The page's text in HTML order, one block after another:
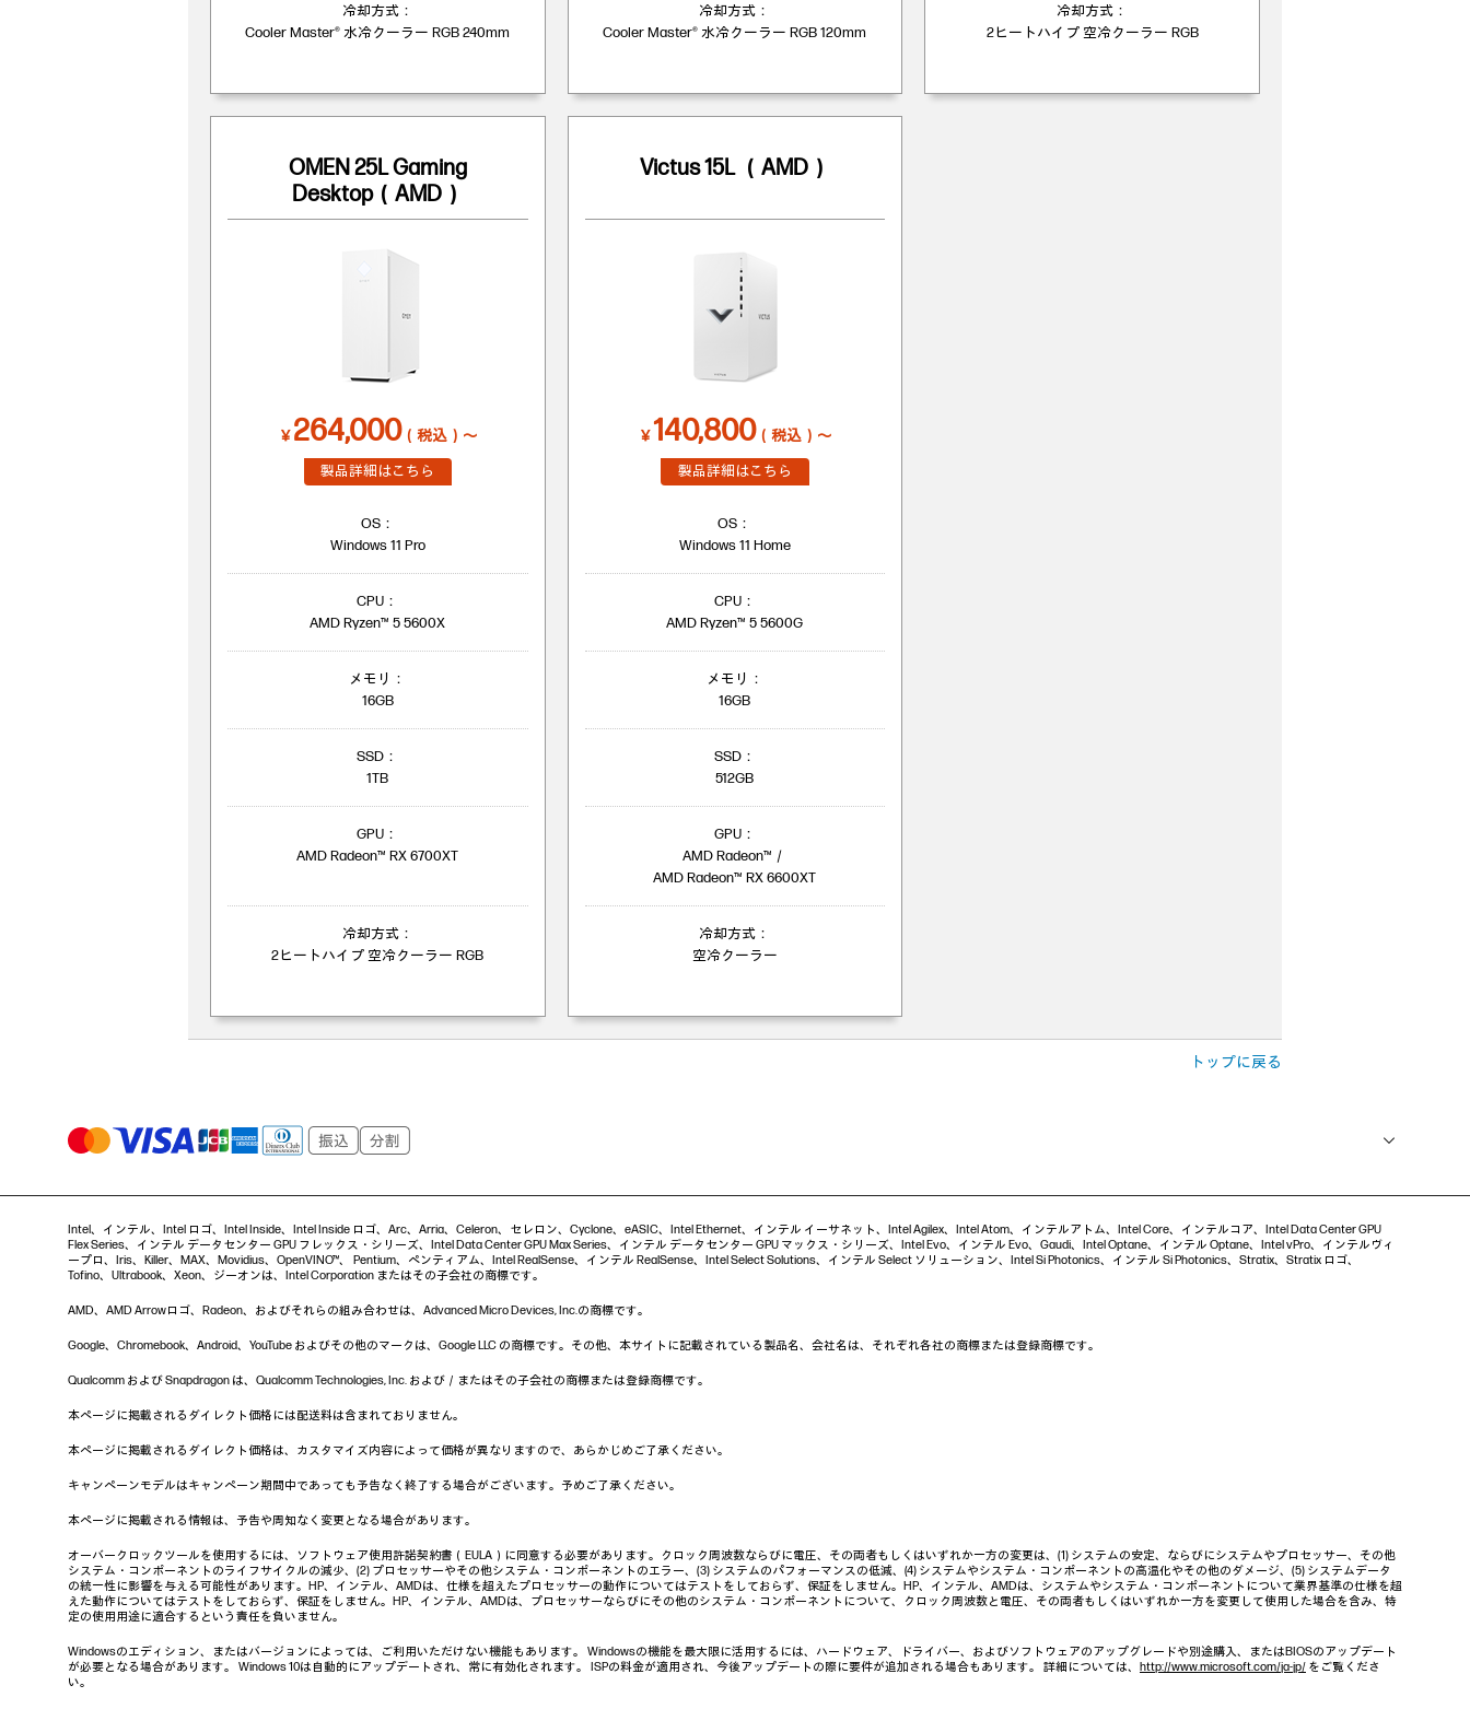
冷却方式：
Cooler Master® 水冷クーラー RGB 240mm
冷却方式：
Cooler Master® 水冷クーラー RGB 120mm
冷却方式：
2ヒートハイプ 空冷クーラー RGB
OMEN 25L Gaming
Desktop（AMD）
￥264,000（税込）～
製品詳細はこちら
OS：
Windows 11 Pro
CPU：
AMD Ryzen™ 5 5600X
メモリ：
16GB
SSD：
1TB
GPU：
AMD Radeon™ RX 6700XT
冷却方式：
2ヒートハイプ 空冷クーラー RGB
Victus 15L （AMD）
￥140,800（税込）～
製品詳細はこちら
OS：
Windows 11 Home
CPU：
AMD Ryzen™ 5 5600G
メモリ：
16GB
SSD：
512GB
GPU：
AMD Radeon™／
AMD Radeon™ RX 6600XT
冷却方式：
空冷クーラー
トップに戻る
Intel、インテル、Intel ロゴ、Intel Inside、Intel Inside ロゴ、Arc、Arria、Celeron、セレロン、Cyclone、eASIC、Intel Ethernet、インテル イーサネット、Intel Agilex、Intel Atom、インテルアトム、Intel Core、インテルコア、Intel Data Center GPU
Flex Series、インテル データセンター GPU フレックス・シリーズ、Intel Data Center GPU Max Series、インテル データセンター GPU マックス・シリーズ、Intel Evo、インテル Evo、Gaudi、Intel Optane、インテル Optane、Intel vPro、インテルヴィ
ープロ、Iris、Killer、MAX、Movidius、OpenVINO™、 Pentium、ペンティアム、Intel RealSense、インテル RealSense、Intel Select Solutions、インテル Select ソリューション、Intel Si Photonics、インテル Si Photonics、Stratix、Stratix ロゴ、
Tofino、Ultrabook、Xeon、ジーオンは、Intel Corporation またはその子会社の商標です。
AMD、AMD Arrowロゴ、Radeon、およびそれらの組み合わせは、Advanced Micro Devices, Inc.の商標です。
Google、Chromebook、Android、YouTube およびその他のマークは、Google LLC の商標です。その他、本サイトに記載されている製品名、会社名は、それぞれ各社の商標または登録商標です。
Qualcomm および Snapdragon は、Qualcomm Technologies, Inc. および／またはその子会社の商標または登録商標です。
本ページに掲載されるダイレクト価格には配送料は含まれておりません。
本ページに掲載されるダイレクト価格は、カスタマイズ内容によって価格が異なりますので、あらかじめご了承ください。
キャンペーンモデルはキャンペーン期間中であっても予告なく終了する場合がございます。予めご了承ください。
本ページに掲載される情報は、予告や周知なく変更となる場合があります。
オーバークロックツールを使用するには、ソフトウェア使用許諾契約書（EULA）に同意する必要があります。クロック周波数ならびに電圧、その両者もしくはいずれか一方の変更は、(1) システムの安定、ならびにシステムやプロセッサー、その他
システム・コンポーネントのライフサイクルの減少、(2) プロセッサーやその他システム・コンポーネントのエラー、(3) システムのパフォーマンスの低減、(4) システムやシステム・コンポーネントの高温化やその他のダメージ、(5) システムデータ
の統一性に影響を与える可能性があります。HP、インテル、AMDは、仕様を超えたプロセッサーの動作についてはテストをしておらず、保証をしません。HP、インテル、AMDは、システムやシステム・コンポーネントについて業界基準の仕様を超
えた動作についてはテストをしておらず、保証をしません。HP、インテル、AMDは、プロセッサーならびにその他のシステム・コンポーネントについて、クロック周波数と電圧、その両者もしくはいずれか一方を変更して使用した場合を含み、特
定の使用用途に適合するという責任を負いません。
Windowsのエディション、またはバージョンによっては、ご利用いただけない機能もあります。 Windowsの機能を最大限に活用するには、ハードウェア、ドライバー、およびソフトウェアのアップグレードや別途購入、またはBIOSのアップデート
が必要となる場合があります。 Windows 10は自動的にアップデートされ、常に有効化されます。 ISPの料金が適用され、今後アップデートの際に要件が追加される場合もあります。 詳細については、 http://www.microsoft.com/ja-jp/ をご覧くださ
い。